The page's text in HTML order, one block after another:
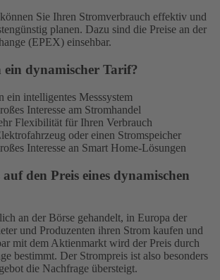
Sie Ihren Stromverbrauch effektiv und
planen. Dazu sind die Preise an der
(EPEX) einsehbar.
ein dynamischer Tarif?
ein intelligentes Messsystem
Interesse am Stromhandel
Flexibilität für Ihren Verbrauch
oder einen Stromspeicher
Interesse an Smart Home-Lösungen
den Preis eines dynamischen
an der Börse gehandelt, in Europa der
und Produzenten ihren Strom kaufen und
mit dem Aktienmarkt wird der Preis durch
bestimmt. Der Strompreis ist also besonders
die Nachfrage übersteigt.